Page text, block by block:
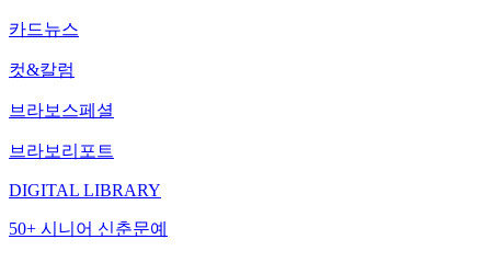
카드뉴스
컷&칼럼
브라보스페셜
브라보리포트
DIGITAL LIBRARY
50+ 시니어 신춘문예